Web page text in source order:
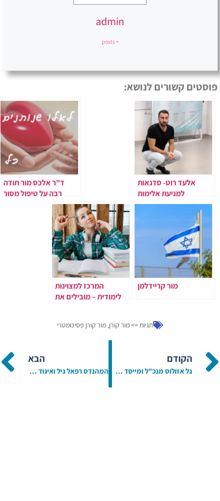
admin
+ posts
פוסטים קשורים לנושא:
אלעד רוט- סדנאות
למניעת אלימות
ד"ר אלכס מור תודה
רבה על טיפול מסור
מור קריידלמן
המרכז למצוינות
לימודית – מובילים את
תגיות =>מור קורן, מור קורן פסיכומטרי
הקודם
גל אזולוס מנכ"ל ומייסד מעונות גל
הבא
המהנדס רפאל גיל ואיגוד מהמהנדסים גישים כנס המיועד כולו לליקויי בנייה ולהתנהלות מול הדיירים